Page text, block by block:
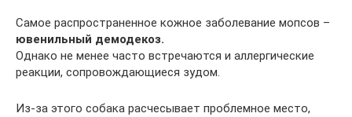
Самое распространенное кожное заболевание мопсов –
ювенильный демодекоз.
Однако не менее часто встречаются и аллергические
реакции, сопровождающиеся зудом.
Из-за этого собака расчесывает проблемное место,